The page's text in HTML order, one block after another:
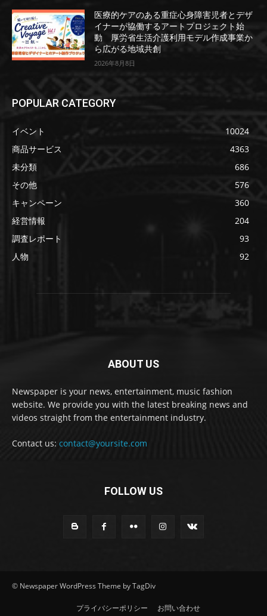
医療的ケアのある重症心身障害児者とデザ
イナーが協働するアートプロジェクト始
動 厚労省生活介護利用モデル作成事業か
ら広がる地域共創
2026年8月8日
POPULAR CATEGORY
イベント
10024
商品サービス
4363
未分類
686
その他
576
キャンペーン
360
経営情報
204
調査レポート
93
人物
92
ABOUT US
Newspaper is your news, entertainment, music fashion
website. We provide you with the latest breaking news and
videos straight from the entertainment industry.
Contact us: contact@yoursite.com
FOLLOW US
© Newspaper WordPress Theme by TagDiv
プライバシーポリシー お問い合わせ